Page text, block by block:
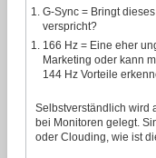
G-Sync = Bringt
verspricht?
166 Hz = Eine eher
Marketing oder kann
144 Hz Vorteile
Selbstverständlich wird
bei Monitoren gelegt.
oder Clouding, wie ist